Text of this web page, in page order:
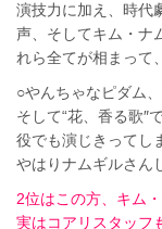
演技力に加え、時代
声、そしてキム・ナ
れら全てが相まって
○やんちゃなピダム
そして“花、香る歌″
役でも演じきってし
やはりナムギルさん
2位はこの方、キム
実はコアリスタッフ